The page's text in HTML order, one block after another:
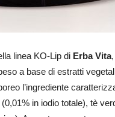
linea KO-Lip di Erba Vita,
a base di estratti
l’ingrediente
in iodio totale), tè